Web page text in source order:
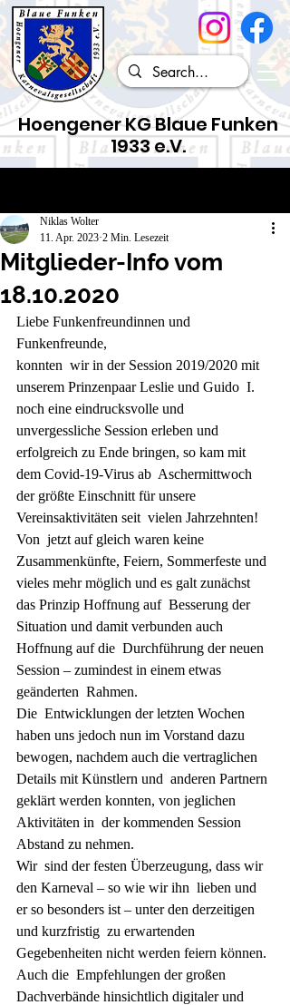
Hoengener KG Blaue Funken
1933 e.V.
Mitglieder-Info vom
18.10.2020
Niklas Wolter
11. Apr. 2023 2 Min. Lesezeit
Liebe Funkenfreundinnen und
Funkenfreunde,
konnten  wir in der Session 2019/2020 mit
unserem Prinzenpaar Leslie und Guido  I.
noch eine eindrucksvolle und
unvergessliche Session erleben und
erfolgreich zu Ende bringen, so kam mit
dem Covid-19-Virus ab  Aschermittwoch
der größte Einschnitt für unsere
Vereinsaktivitäten seit  vielen Jahrzehnten!
Von  jetzt auf gleich waren keine
Zusammenkünfte, Feiern, Sommerfeste und
vieles mehr möglich und es galt zunächst
das Prinzip Hoffnung auf  Besserung der
Situation und damit verbunden auch
Hoffnung auf die  Durchführung der neuen
Session – zumindest in einem etwas
geänderten  Rahmen.
Die  Entwicklungen der letzten Wochen
haben uns jedoch nun im Vorstand dazu
bewogen, nachdem auch die vertraglichen
Details mit Künstlern und  anderen Partnern
geklärt werden konnten, von jeglichen
Aktivitäten in  der kommenden Session
Abstand zu nehmen.
Wir  sind der festen Überzeugung, dass wir
den Karneval – so wie wir ihn  lieben und
er so besonders ist – unter den derzeitigen
und kurzfristig  zu erwartenden
Gegebenheiten nicht werden feiern können.
Auch die  Empfehlungen der großen
Dachverbände hinsichtlich digitaler und